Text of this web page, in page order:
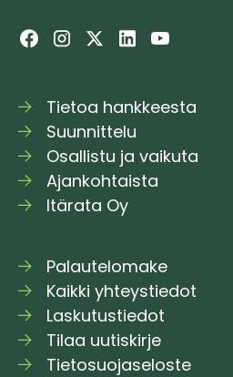
Tietoa hankkeesta
Suunnittelu
Osallistu ja vaikuta
Ajankohtaista
Itärata Oy
Palautelomake
Kaikki yhteystiedot
Laskutustiedot
Tilaa uutiskirje
Tietosuojaseloste